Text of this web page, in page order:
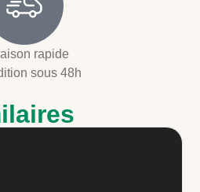
rapide
sous 48h